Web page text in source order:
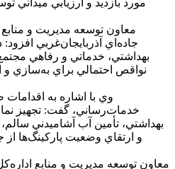
معاون توسعه مديريت و
جاده‌اي آذربايجان‌غربي
بهداشتي، خدماتي و رفاهي
نواقص احتمالي براي به‌سازي
وي با اشاره به
خدمات‌رساني، گفت: تجهيز
بهداشتي، تأمين آب آشاميدني
و ارتقاي وضعيت پارکينگ‌ها از
معاون توسعه مديريت و منابع